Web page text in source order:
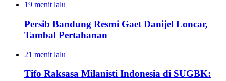
19 menit lalu
Persib Bandung Resmi Gaet Danijel Loncar,
Tambal Pertahanan
21 menit lalu
Tifo Raksasa Milanisti Indonesia di SUGBK: